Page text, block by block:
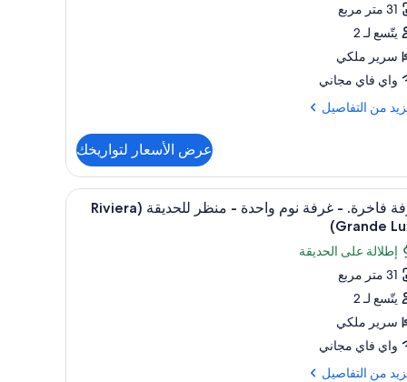
31 متر مربع
يتّسع لـ 2
سرير ملكي
واي فاي مجاني
من التفاصيل
عرض الأسعار لتواريخك
لوح كي ميني بار وخزنة داخل الغرفة وستائر تعتيم
3
غرفة فاخرة. - غرفة نوم واحدة - منظر للحديقة (Riviera
Grande
إطلالة على الحديقة
31 متر مربع
يتّسع لـ 2
سرير ملكي
واي فاي مجاني
من التفاصيل